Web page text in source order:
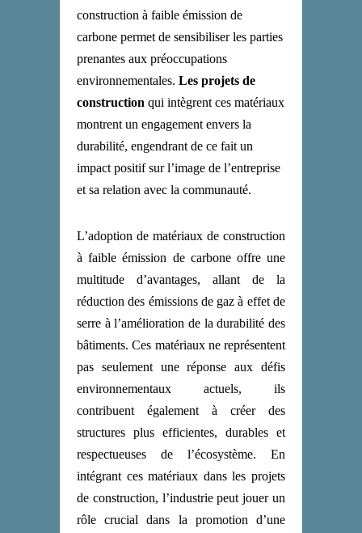
construction à faible émission de
carbone permet de sensibiliser les parties
prenantes aux préoccupations
environnementales. Les projets de
construction qui intègrent ces matériaux
montrent un engagement envers la
durabilité, engendrant de ce fait un
impact positif sur l’image de l’entreprise
et sa relation avec la communauté.
L’adoption de matériaux de construction
à faible émission de carbone offre une
multitude d’avantages, allant de la
réduction des émissions de gaz à effet de
serre à l’amélioration de la durabilité des
bâtiments. Ces matériaux ne représentent
pas seulement une réponse aux défis
environnementaux actuels, ils
contribuent également à créer des
structures plus efficientes, durables et
respectueuses de l’écosystème. En
intégrant ces matériaux dans les projets
de construction, l’industrie peut jouer un
rôle crucial dans la promotion d’une